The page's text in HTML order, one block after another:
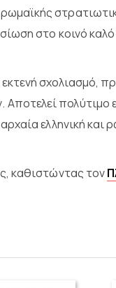
στο κοινό καλό
εκτενή σχολιασμό,
πολύτιμο
ελληνική και
καθιστώντας τον